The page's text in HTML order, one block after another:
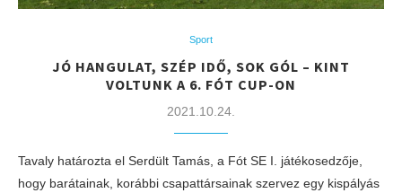
Sport
JÓ HANGULAT, SZÉP IDŐ, SOK GÓL – KINT
VOLTUNK A 6. FÓT CUP-ON
2021.10.24.
Tavaly határozta el Serdült Tamás, a Fót SE I. játékosedzője,
hogy barátainak, korábbi csapattársainak szervez egy kispályás